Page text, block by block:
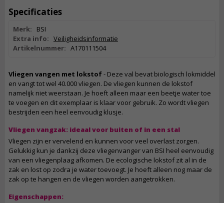
Specificaties
Merk:
BSI
Extra info: Veiligheidsinformatie
Artikelnummer: A170111504
Vliegen vangen met lokstof- Deze val bevat biologisch lokmiddel
en vangt tot wel 40.000 vliegen. De vliegen kunnen de lokstof
namelijk niet weerstaan. Je hoeft alleen maar een beetje water toe
te voegen en dit exemplaar is klaar voor gebruik. Zo wordt vliegen
bestrijden een heel eenvoudig klusje.
Vliegen vangzak: ideaal voor buiten of in een stal
Vliegen zijn er vervelend en kunnen voor veel overlast zorgen.
Gelukkig kun je dankzij deze vliegenvanger van BSI heel eenvoudig
van een vliegenplaag afkomen. De ecologische lokstof zit al in de
zak en lost op zodra je water toevoegt. Je hoeft alleen nog maar de
zak op te hangen en de vliegen worden aangetrokken.
Eigenschappen: